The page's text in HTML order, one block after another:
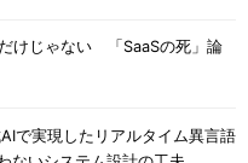
けじゃない 「SaaSの死」論
で実現したリアルタイム異言語